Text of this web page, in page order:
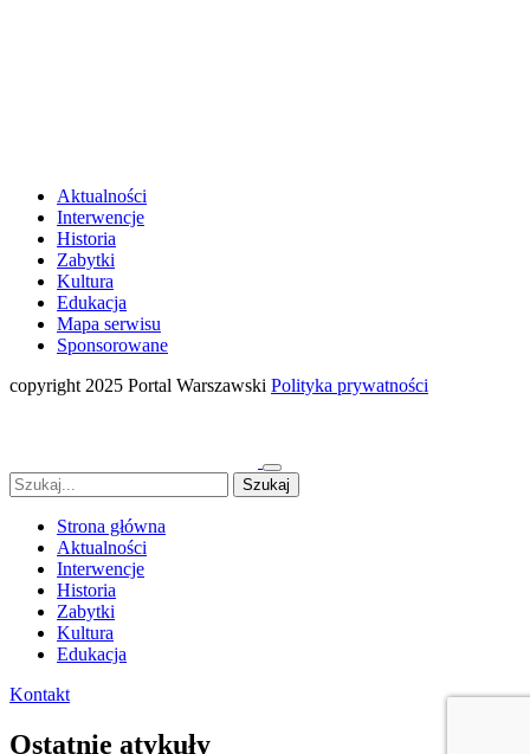
Aktualności
Interwencje
Historia
Zabytki
Kultura
Edukacja
Mapa serwisu
Sponsorowane
copyright 2025 Portal Warszawski Polityka prywatności
Strona główna
Aktualności
Interwencje
Historia
Zabytki
Kultura
Edukacja
Kontakt
Ostatnie atykuły